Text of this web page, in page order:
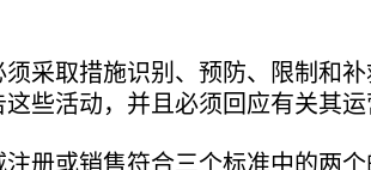
采取措施识别、预防、限制和
些活动，并且必须回应有关其运